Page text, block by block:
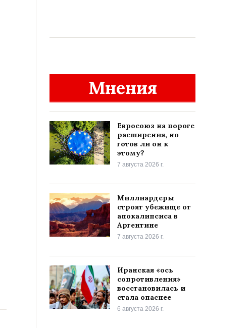
Мнения
Евросоюз на пороге
расширения, но
готов ли он к
этому?
7 августа 2026 г.
Миллиардеры
строят убежище от
апокалипсиса в
Аргентине
7 августа 2026 г.
Иранская «ось
сопротивления»
восстановилась и
стала опаснее
6 августа 2026 г.